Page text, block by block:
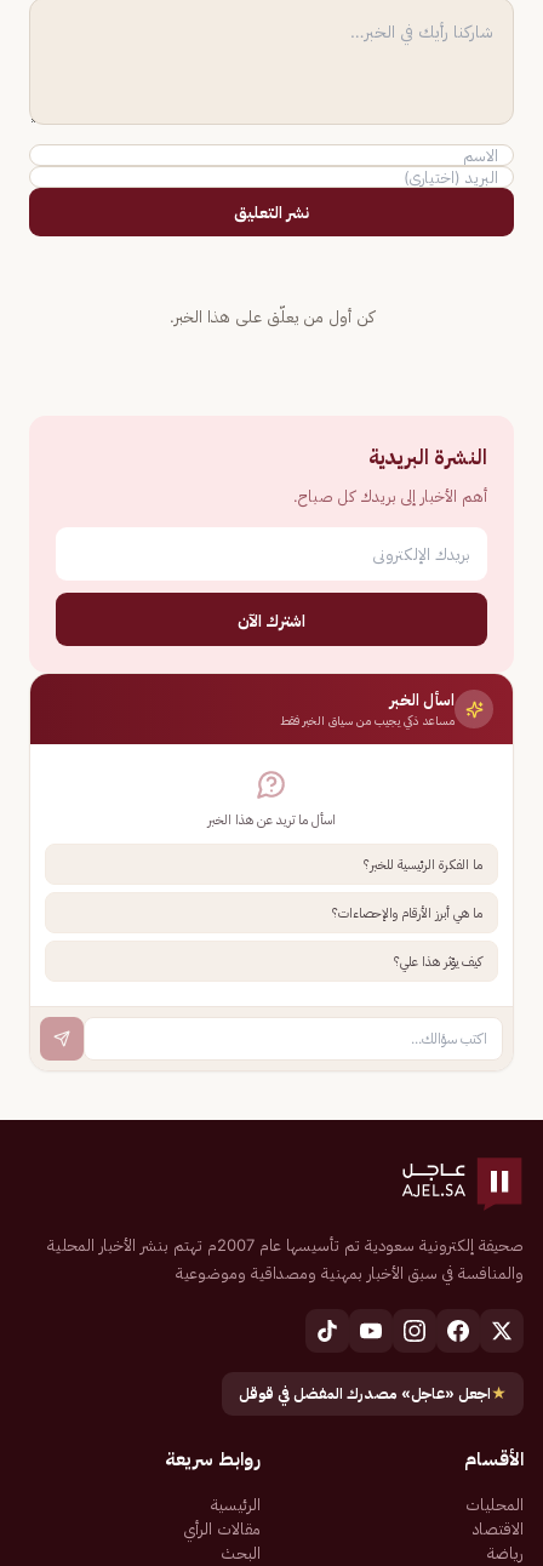
نشر التعليق
كن أول من يعلّق على هذا الخبر.
النشرة البريدية
أهم الأخبار إلى بريدك كل صباح.
اشترك الآن
اسأل الخبر
مساعد ذكي يجيب من سياق الخبر فقط
اسأل ما تريد عن هذا الخبر
ما الفكرة الرئيسية للخبر؟
ما هي أبرز الأرقام والإحصاءات؟
كيف يؤثر هذا علي؟
صحيفة إلكترونية سعودية تم تأسيسها عام 2007م تهتم بنشر الأخبار المحلية
والمنافسة في سبق الأخبار بمهنية ومصداقية وموضوعية
★اجعل «عاجل» مصدرك المفضل في قوقل
الأقسام
المحليات
الاقتصاد
رياضة
روابط سريعة
الرئيسية
مقالات الرأي
البحث